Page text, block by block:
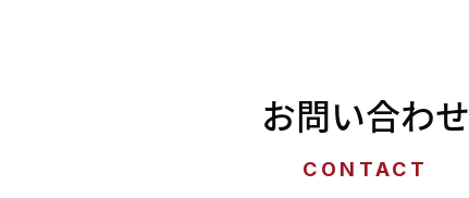
お問い合わせ
CONTACT